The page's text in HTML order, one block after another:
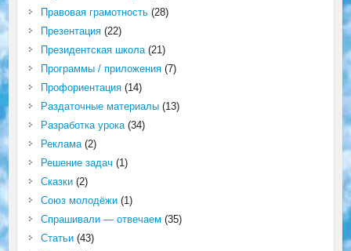
Правовая грамотность(28)
Презентация(22)
Президентская школа(21)
Программы / приложения(7)
Профориентация(14)
Раздаточные материалы(13)
Разработка урока(34)
Реклама(2)
Решение задач (1)
Сказки(2)
Союз молодёжи(1)
Спрашивали — отвечаем (35)
Статьи(43)